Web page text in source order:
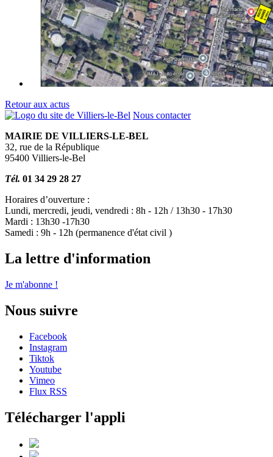
Retour aux actus
Nous contacter
MAIRIE DE VILLIERS-LE-BEL
32, rue de la République
95400 Villiers-le-Bel
Tél. 01 34 29 28 27
Horaires d’ouverture :
Lundi, mercredi, jeudi, vendredi : 8h - 12h / 13h30 - 17h30
Mardi : 13h30 -17h30
Samedi : 9h - 12h (permanence d'état civil )
La lettre d'information
Je m'abonne !
Nous suivre
Facebook
Instagram
Tiktok
Youtube
Vimeo
Flux RSS
Télécharger l'appli